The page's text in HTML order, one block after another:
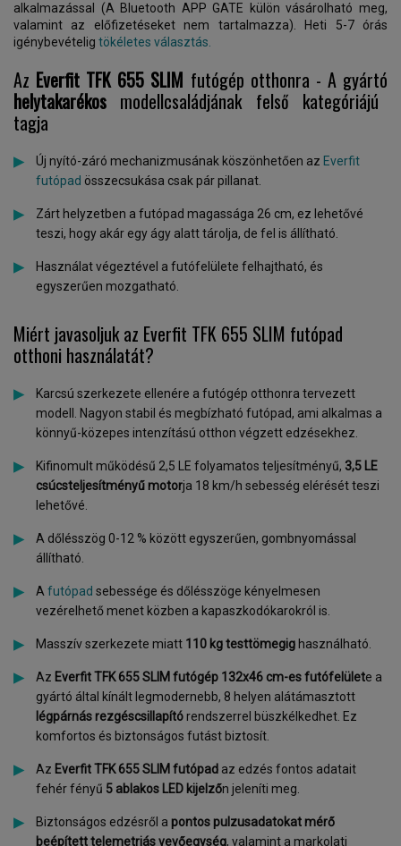
alkalmazással (A Bluetooth APP GATE külön vásárolható meg,
valamint az előfizetéseket nem tartalmazza). Heti 5-7 órás
igénybevételig tökéletes választás.
Az Everfit TFK 655 SLIM futógép otthonra - A gyártó
helytakarékos modellcsaládjának felső kategóriájú
tagja
Új nyító-záró mechanizmusának köszönhetően az Everfit
futópad összecsukása csak pár pillanat.
Zárt helyzetben a futópad magassága 26 cm, ez lehetővé
teszi, hogy akár egy ágy alatt tárolja, de fel is állítható.
Használat végeztével a futófelülete felhajtható, és
egyszerűen mozgatható.
Miért javasoljuk az Everfit TFK 655 SLIM futópad
otthoni használatát?
Karcsú szerkezete ellenére a futógép otthonra tervezett
modell. Nagyon stabil és megbízható futópad, ami alkalmas a
könnyű-közepes intenzítású otthon végzett edzésekhez.
Kifinomult működésű 2,5 LE folyamatos teljesítményű, 3,5 LE
csúcsteljesítményű motorja 18 km/h sebesség elérését teszi
lehetővé.
A dőlésszög 0-12 % között egyszerűen, gombnyomással
állítható.
A futópad sebessége és dőlésszöge kényelmesen
vezérelhető menet közben a kapaszkodókarokról is.
Masszív szerkezete miatt 110 kg testtömegig használható.
Az Everfit TFK 655 SLIM futógép 132x46 cm-es futófelülete a
gyártó által kínált legmodernebb, 8 helyen alátámasztott
légpárnás rezgéscsillapítórendszerrel büszkélkedhet. Ez
komfortos és biztonságos futást biztosít.
Az Everfit TFK 655 SLIM futópad az edzés fontos adatait
fehér fényű 5 ablakos LED kijelzőn jeleníti meg.
Biztonságos edzésről a pontos pulzusadatokat mérő
beépített telemetriás vevőegység, valamint a markolati